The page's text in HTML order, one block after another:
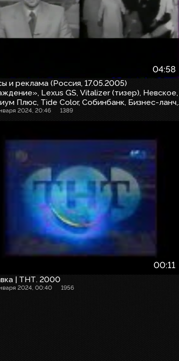
04:58
и реклама (Россия, 17.05.2005)
Lexus GS, Vitalizer (тизер), Невское,
Плюс, Tide Color, Собинбанк, Бизнес-ланч,
V535, Renault Megane, Gillette Power Stripe,
Raid, Gösser, Пломбир «Холодильник»,
2024, 20:46 1389
00:11
| ТНТ. 2000
2024, 00:40 1956